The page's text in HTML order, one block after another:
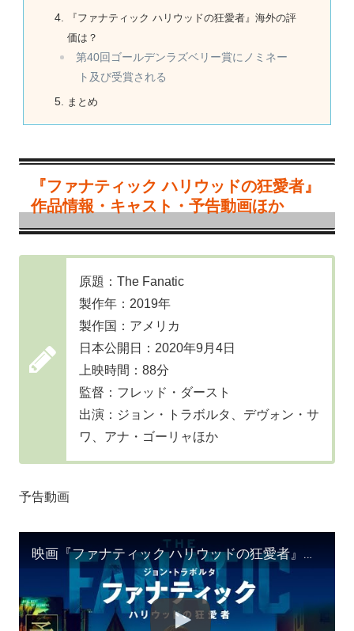
『ファナティック ハリウッドの狂愛者』海外の評
価は？
第40回ゴールデンラズベリー賞にノミネー
ト及び受賞される
まとめ
『ファナティック ハリウッドの狂愛者』
作品情報・キャスト・予告動画ほか
原題：The Fanatic
製作年：2019年
製作国：アメリカ
日本公開日：2020年9月4日
上映時間：88分
監督：フレッド・ダースト
出演：ジョン・トラボルタ、デヴォン・サ
ワ、アナ・ゴーリャほか
予告動画
映画『ファナティック ハリウッドの狂愛者』予告編